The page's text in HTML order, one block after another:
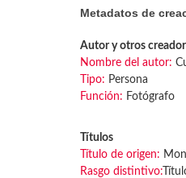
Metadatos de
Autor y otros
Nombre del autor:
Tipo: Persona
Función: Fotógrafo
Títulos
Título de origen:
Rasgo distintivo: